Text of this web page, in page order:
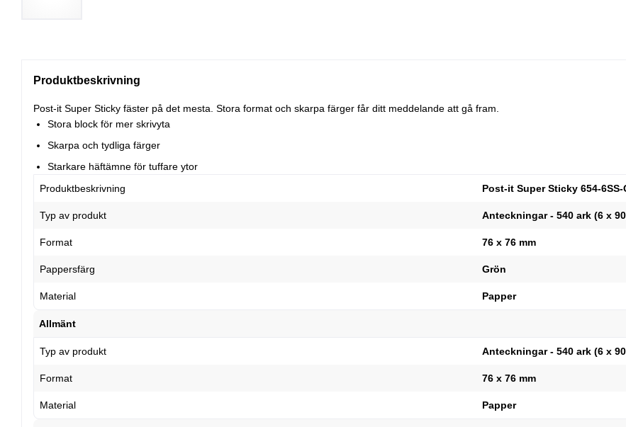
Produktbeskrivning
Post-it Super Sticky fäster på det mesta. Stora format och skarpa färger får ditt meddelande att gå fram.
Stora block för mer skrivyta
Skarpa och tydliga färger
Starkare häftämne för tuffare ytor
Produktbeskrivning
Post-it Super Sticky 654-
Typ av produkt Anteckningar - 540 ark (6 x
Format 76 x 76 mm
Pappersfärg Grön
Material Papper
Allmänt
Typ av produkt Anteckningar - 540 ark (6 x
Format 76 x 76 mm
Material Papper